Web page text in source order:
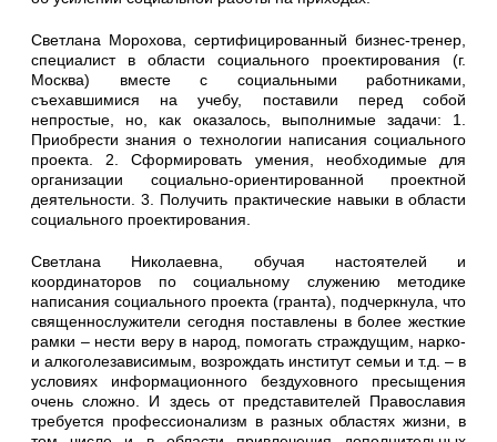
Светлана Морохова, сертифицированный бизнес-тренер,
специалист в области социального проектирования (г.
Москва) вместе с социальными работниками,
съехавшимися на учебу, поставили перед собой
непростые, но, как оказалось, выполнимые задачи: 1.
Приобрести знания о технологии написания социального
проекта. 2. Сформировать умения, необходимые для
организации социально-ориентированной проектной
деятельности. 3. Получить практические навыки в области
социального проектирования.
Светлана Николаевна, обучая настоятелей и
координаторов по социальному служению методике
написания социального проекта (гранта), подчеркнула, что
священнослужители сегодня поставлены в более жесткие
рамки – нести веру в народ, помогать страждущим, нарко-
и алкоголезависимым, возрождать институт семьи и т.д. – в
условиях информационного бездуховного пресыщения
очень сложно. И здесь от представителей Православия
требуется профессионализм в разных областях жизни, в